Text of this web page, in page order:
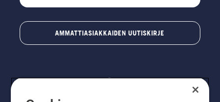
AMMATTIASIAKKAIDEN UUTISKIRJE